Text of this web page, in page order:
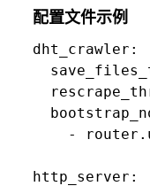
配置文件示例
dht_crawler:
-
http_server: